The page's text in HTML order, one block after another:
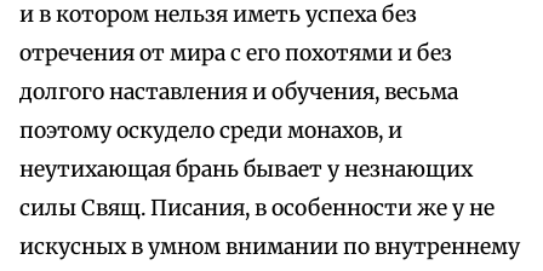
и в котором нельзя иметь успеха без
отречения от мира с его похотями и без
долгого наставления и обучения, весьма
поэтому оскудело среди монахов, и
неутихающая брань бывает у незнающих
силы Свящ. Писания, в особенности же у не
искусных в умном внимании по внутреннему